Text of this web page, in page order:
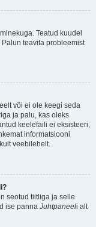
Teatud kuudel
teavita probleemist
või ei ole keegi seda
ja palu, kas oleks
keelefaili ei eksisteeri,
informatsiooni
veebilehelt.
seotud tiitliga ja selle
ise panna Juhtpaneeli alt